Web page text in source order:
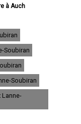
à Auch
Eauze
Mirande
Lectoure
Fezensac
à Gimont
à Pavie
Samatan
Lombez
Soubiran
Soubiran
Lanne-